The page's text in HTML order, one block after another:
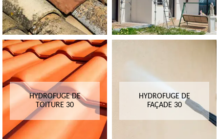
HYDROFUGE DE
TOITURE 30
HYDROFUGE DE
FAÇADE 30